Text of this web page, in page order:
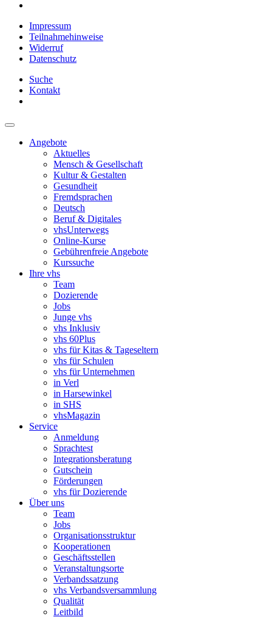
Impressum
Teilnahmehinweise
Widerruf
Datenschutz
Suche
Kontakt
Angebote
Aktuelles
Mensch & Gesellschaft
Kultur & Gestalten
Gesundheit
Fremdsprachen
Deutsch
Beruf & Digitales
vhsUnterwegs
Online-Kurse
Gebührenfreie Angebote
Kurssuche
Ihre vhs
Team
Dozierende
Jobs
Junge vhs
vhs Inklusiv
vhs 60Plus
vhs für Kitas & Tageseltern
vhs für Schulen
vhs für Unternehmen
in Verl
in Harsewinkel
in SHS
vhsMagazin
Service
Anmeldung
Sprachtest
Integrationsberatung
Gutschein
Förderungen
vhs für Dozierende
Über uns
Team
Jobs
Organisationsstruktur
Kooperationen
Geschäftsstellen
Veranstaltungsorte
Verbandssatzung
vhs Verbandsversammlung
Qualität
Leitbild